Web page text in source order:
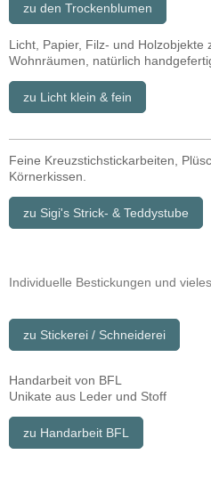
zu den Trockenblumen
Licht, Papier, Filz- und Holzobjekte
Wohnräumen, natürlich
zu Licht klein & fein
Feine Kreuzstichstickarbeiten,
Körnerkissen.
zu Sigi's Strick- & Teddystube
Individuelle Bestickungen und
zu Stickerei / Schneiderei
Handarbeit von BFL
Unikate aus Leder und Stoff
zu Handarbeit BFL